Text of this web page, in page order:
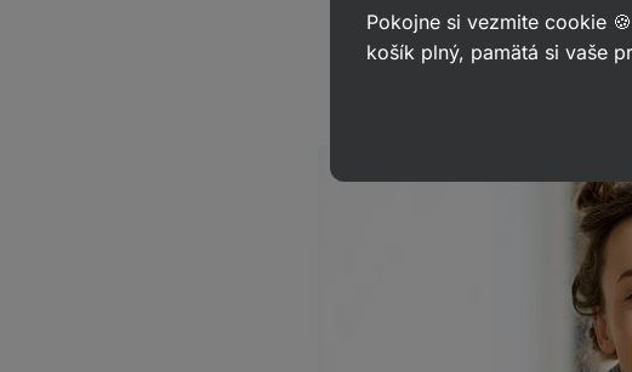
Viac sa o prerušovanom
hladovanie zlepší zdravie
Pokojne si vezmite cookie
košík plný, pamätá si vaše